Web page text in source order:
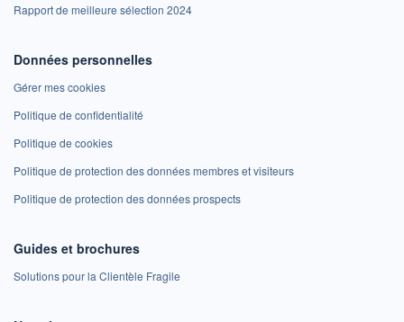
Rapport de meilleure sélection 2024
Données personnelles
Gérer mes cookies
Politique de confidentialité
Politique de cookies
Politique de protection des données membres et visiteurs
Politique de protection des données prospects
Guides et brochures
Solutions pour la Clientèle Fragile